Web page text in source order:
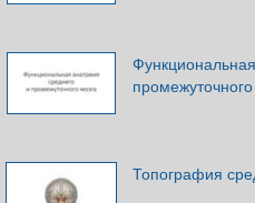
Топография